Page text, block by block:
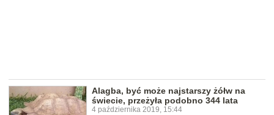
Alagba, być może najstarszy żółw na
świecie, przeżyła podobno 344 lata
4 października 2019, 15:44